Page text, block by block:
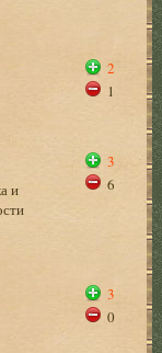
2
1
и
3
6
3
0